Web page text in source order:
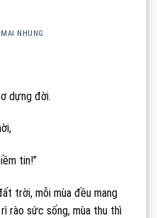
MAI NHUNG
dựng đời.
tin!”
trời, mỗi mùa đều mang
rào sức sống, mùa thu thì